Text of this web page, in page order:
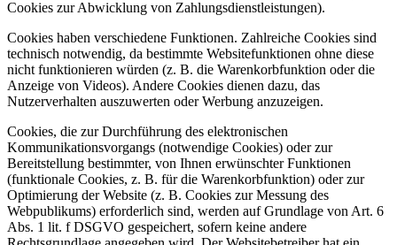
Cookies zur Abwicklung von Zahlungsdienstleistungen).
Cookies haben verschiedene Funktionen. Zahlreiche Cookies sind
technisch notwendig, da bestimmte Websitefunktionen ohne diese
nicht funktionieren würden (z. B. die Warenkorbfunktion oder die
Anzeige von Videos). Andere Cookies dienen dazu, das
Nutzerverhalten auszuwerten oder Werbung anzuzeigen.
Cookies, die zur Durchführung des elektronischen
Kommunikationsvorgangs (notwendige Cookies) oder zur
Bereitstellung bestimmter, von Ihnen erwünschter Funktionen
(funktionale Cookies, z. B. für die Warenkorbfunktion) oder zur
Optimierung der Website (z. B. Cookies zur Messung des
Webpublikums) erforderlich sind, werden auf Grundlage von Art. 6
Abs. 1 lit. f DSGVO gespeichert, sofern keine andere